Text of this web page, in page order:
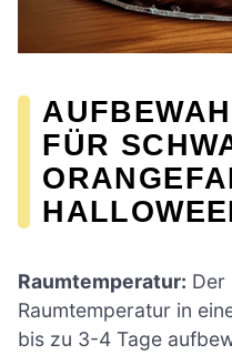
FÜR
Raumtemperatur: Der
Raumtemperatur in
bis zu 3-4 Tage